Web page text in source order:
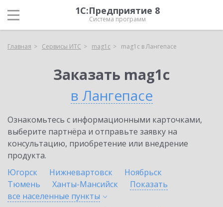
1С:Предприятие 8
Система программ
Главная Сервисы ИТС mag1c mag1c в Лангепасе
Заказать mag1c
в Лангепасе
Ознакомьтесь с информационными карточками,
выберите партнёра и отправьте заявку на
консультацию, приобретение или внедрение
продукта.
Югорск
Нижневартовск
Ноябрьск
Тюмень
Ханты-Мансийск
Показать
все населенные пункты